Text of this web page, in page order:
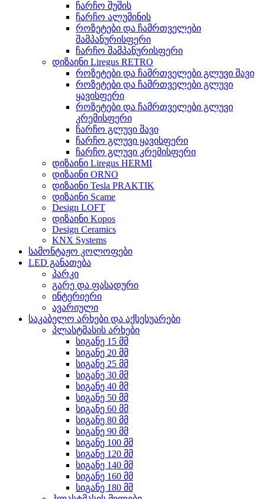
ჩარჩო შუშის
ჩარჩო ალუმინის
როზეტები და ჩამრთველები
შამპანურისფერი
ჩარჩო შამპანურისფერი
დიზაინი Liregus RETRO
როზეტები და ჩამრთველები გლუვი შავი
როზეტები და ჩამრთველები გლუვი
ყავისფერი
როზეტები და ჩამრთველები გლუვი
კრემისფერი
ჩარჩო გლუვი შავი
ჩარჩო გლუვი ყავისფერი
ჩარჩო გლუვი კრემისფერი
დიზაინი Liregus HERMI
დიზაინი ORNO
დიზაინი Tesla PRAKTIK
დიზაინი Scame
Design LOFT
დიზაინი Kopos
Design Ceramics
KNX Systems
სამონტაჟო კოლოფები
LED განათება
პარკი
გარე და ფასადური
ინტერიერი
ავარიული
საკაბელო არხები და აქსესუარები
პლასტმასის არხები
სიგანე 15 მმ
სიგანე 20 მმ
სიგანე 25 მმ
სიგანე 30 მმ
სიგანე 40 მმ
სიგანე 50 მმ
სიგანე 60 მმ
სიგანე 80 მმ
სიგანე 90 მმ
სიგანე 100 მმ
სიგანე 120 მმ
სიგანე 140 მმ
სიგანე 160 მმ
სიგანე 180 მმ